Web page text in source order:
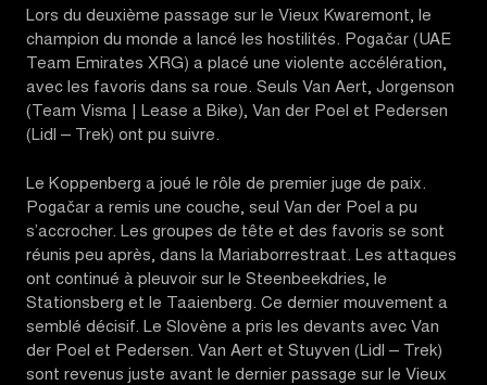
Lors du deuxième passage sur le Vieux Kwaremont, le
champion du monde a lancé les hostilités. Pogačar (UAE
Team Emirates XRG) a placé une violente accélération,
avec les favoris dans sa roue. Seuls Van Aert, Jorgenson
(Team Visma | Lease a Bike), Van der Poel et Pedersen
(Lidl – Trek) ont pu suivre.
Le Koppenberg a joué le rôle de premier juge de paix.
Pogačar a remis une couche, seul Van der Poel a pu
s’accrocher. Les groupes de tête et des favoris se sont
réunis peu après, dans la Mariaborrestraat. Les attaques
ont continué à pleuvoir sur le Steenbeekdries, le
Stationsberg et le Taaienberg. Ce dernier mouvement a
semblé décisif. Le Slovène a pris les devants avec Van
der Poel et Pedersen. Van Aert et Stuyven (Lidl – Trek)
sont revenus juste avant le dernier passage sur le Vieux